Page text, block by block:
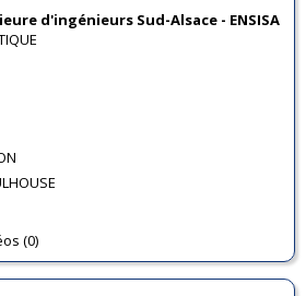
d'ingénieurs Sud-Alsace - ENSISA
(0)